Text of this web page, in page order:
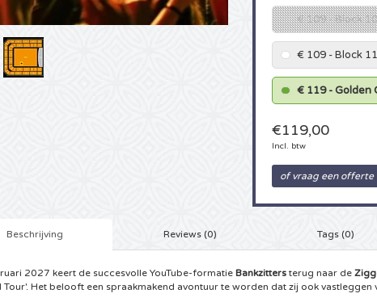
€ 109 - Block
€ 109 - Block
€ 119 - Golden
€119,00
Incl. btw
of vraag een offerte
Beschrijving Reviews (0) Tags (0)
2027 keert de succesvolle YouTube-formatie Bankzittersterug naar de
Tour'. Het belooft een spraakmakend avontuur te worden dat zij ook vastleggen